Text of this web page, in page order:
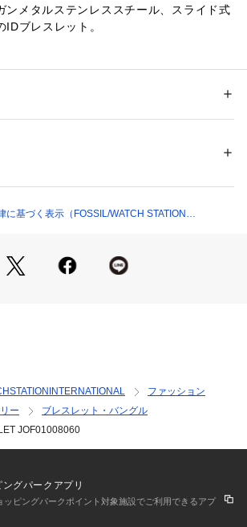
ンメタルステンレススチール、スライド式
IDブレスレット。
、照明等により実際の商品と色味が異な
に基づく表示（FOSSIL/WATCH STATION
ファッション
ー
ブレスレット・バングル
JOF01008060
グパークアプリ
ッピングパークポイント対象施設でご利用できるアプ